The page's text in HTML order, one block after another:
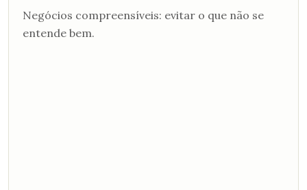
Negócios compreensíveis: evitar o que não se
entende bem.